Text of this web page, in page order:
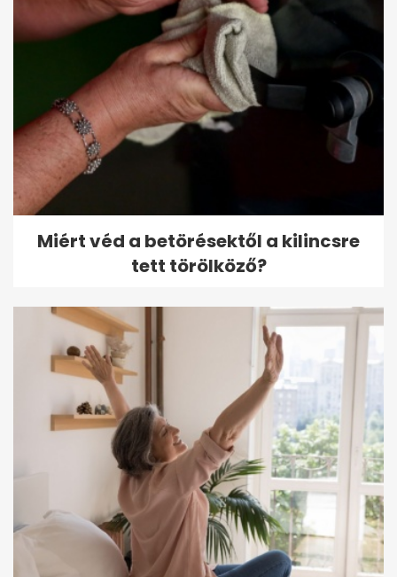
Miért véd a betörésektől a kilincsre
tett törölköző?